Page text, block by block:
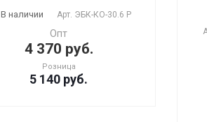
В наличии Арт. ЭБК-КО-30.6 Р
Опт
4 370 руб.
Розница
5 140 руб.